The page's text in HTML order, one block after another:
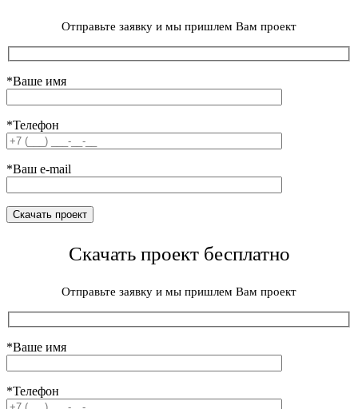
Отправьте заявку и мы пришлем Вам проект
*Ваше имя
*Телефон
*Ваш e-mail
Скачать проект бесплатно
Отправьте заявку и мы пришлем Вам проект
*Ваше имя
*Телефон